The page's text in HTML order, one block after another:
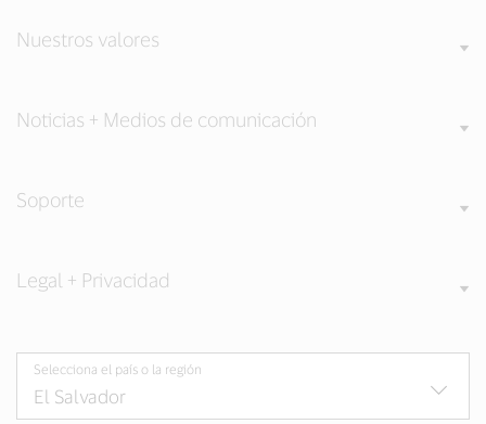
Nuestros valores
Noticias + Medios de comunicación
Soporte
Legal + Privacidad
Selecciona el país o la región